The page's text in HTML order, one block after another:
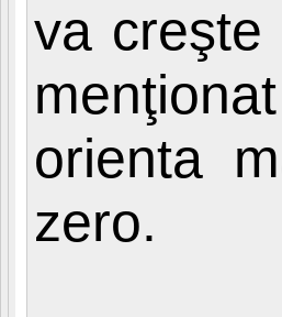
va creşte
orienta
zero.